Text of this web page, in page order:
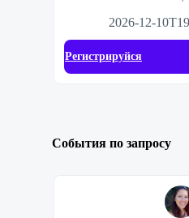
2026-12-
Регистрируйся
События по запросу